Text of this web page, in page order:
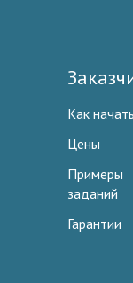
Как начать
Цены
Примеры
заданий
Гарантии